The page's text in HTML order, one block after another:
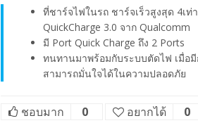
ที่ชาร์จไฟในรถ ชาร์จเร็วสูงสุด 4เ
QuickCharge 3.0 จาก Qualcomm
มี Port Quick Charge ถึง 2 Ports
ทนทานมาพร้อมกับระบบตัดไฟ เมื่อ
สามารถมั่นใจได้ในความปลอดภัย
ชอบมาก 0 อยากได้ 0